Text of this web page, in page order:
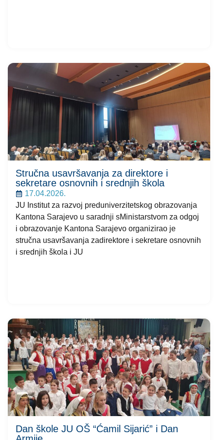
Stručna usavršavanja za direktore i
sekretare osnovnih i srednjih škola
17.04.2026.
JU Institut za razvoj preduniverzitetskog obrazovanja
Kantona Sarajevo u saradnji sMinistarstvom za odgoj
i obrazovanje Kantona Sarajevo organizirao je
stručna usavršavanja zadirektore i sekretare osnovnih
i srednjih škola i JU
Dan škole JU OŠ “Ćamil Sijarić” i Dan